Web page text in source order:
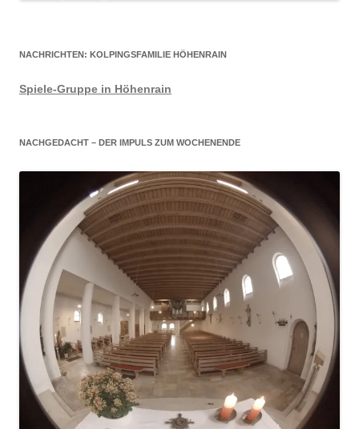
NACHRICHTEN: KOLPINGSFAMILIE HÖHENRAIN
Spiele-Gruppe in Höhenrain
NACHGEDACHT – DER IMPULS ZUM WOCHENENDE